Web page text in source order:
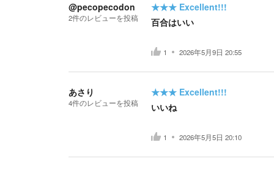
@pecopecodon
2件のレビューを投稿
★★★ Excellent!!!
百合はいい
1 2026年5月9日 20:55
あさり
4件のレビューを投稿
★★★ Excellent!!!
いいね
1 2026年5月5日 20:10